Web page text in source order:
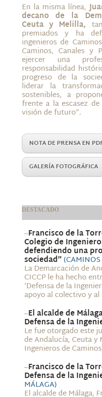
En la misma línea,
decano de la
Ceuta y Melilla,
premiados y ha
ingenieros de
Caminos, Canales y
ejercer una
responsabilidad
progreso de la
liderar la
sostenibles, a
frente a la escasez
visión de futuro”.
NOTA DE PRENSA EN
GALERÍA FOTOGRÁFICA
DESTACADO
–Francisco de la
Colegio de
defendiendo una
sociedad”
La Demarcación de
CICCP le ha hecho
‘Defensa de la
apoyo al colectivo y
–El alcalde de
Defensa de la
Le fue otorgado este
de Andalucía, Ceuta y
Ingenieros de
–Francisco de la
Defensa de la
MÁLAGA)
El alcalde de Málaga,